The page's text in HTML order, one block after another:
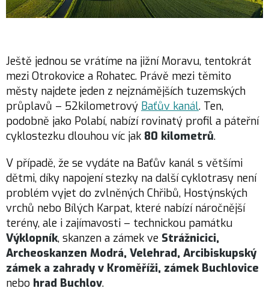
Ještě jednou se vrátíme na jižní Moravu, tentokrát
mezi Otrokovice a Rohatec. Právě mezi těmito
městy najdete jeden z nejznámějších tuzemských
průplavů – 52kilometrový Baťův kanál. Ten,
podobně jako Polabí, nabízí rovinatý profil a páteřní
cyklostezku dlouhou víc jak 80 kilometrů.
V případě, že se vydáte na Baťův kanál s většími
dětmi, díky napojení stezky na další cyklotrasy není
problém vyjet do zvlněných Chřibů, Hostýnských
vrchů nebo Bílých Karpat, které nabízí náročnější
terény, ale i zajímavosti – technickou památku
Výklopník, skanzen a zámek ve Strážnicici,
Archeoskanzen Modrá, Velehrad, Arcibiskupský
zámek a zahrady v Kroměříži, zámek Buchlovice
nebo hrad Buchlov.